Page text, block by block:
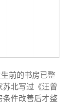
前的书房已整
北写过《汪曾
条件改善后才整